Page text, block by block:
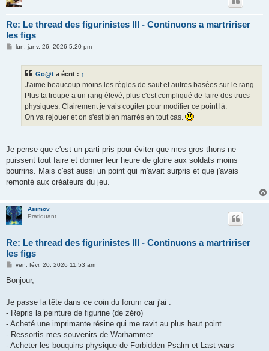
Re: Le thread des figurinistes III - Continuons a martririser
les figs
Mlun. janv. 26, 2026 5:20 pm
Go@t a écrit : ↑
J'aime beaucoup moins les règles de saut et autres basées sur le rang.
Plus ta troupe a un rang élevé, plus c'est compliqué de faire des trucs
physiques. Clairement je vais cogiter pour modifier ce point là.
On va rejouer et on s'est bien marrés en tout cas.
Je pense que c'est un parti pris pour éviter que mes gros thons ne
puissent tout faire et donner leur heure de gloire aux soldats moins
bourrins. Mais c'est aussi un point qui m'avait surpris et que j'avais
remonté aux créateurs du jeu.
Asimov
Pratiquant
Re: Le thread des figurinistes III - Continuons a martririser
les figs
M
s
g
ven. févr. 20, 2026 11:53 am
Bonjour,
Je passe la tête dans ce coin du forum car j'ai :
- Repris la peinture de figurine (de zéro)
- Acheté une imprimante résine qui me ravit au plus haut point.
- Ressortis mes souvenirs de Warhammer
- Acheter les bouquins physique de Forbidden Psalm et Last wars